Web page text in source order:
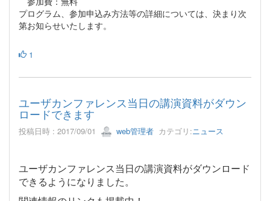
プログラム、参加申込み方法等の詳細については、決まり次
第お知らせいたします。
1
ユーザカンファレンス当日の講演資料がダウン
ロードできます
投稿日時 : 2017/09/01 web管理者 カテゴリ:ニュース
ユーザカンファレンス当日の講演資料がダウンロード
できるようになりました。